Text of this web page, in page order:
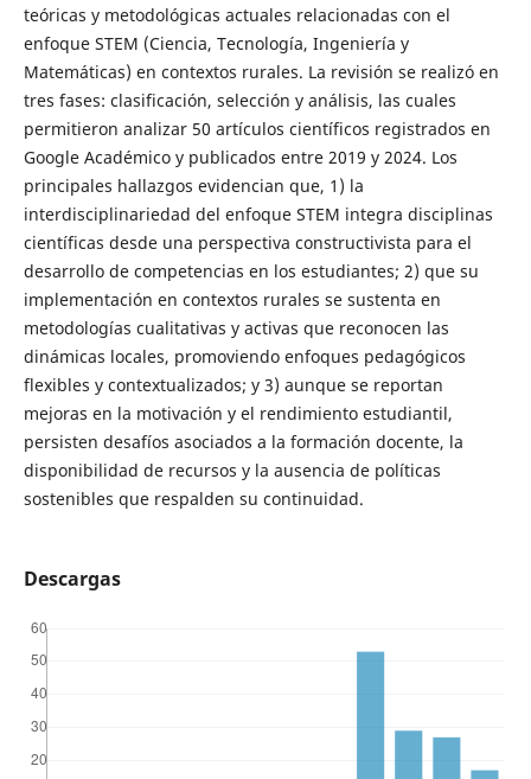
teóricas y metodológicas actuales relacionadas con el
enfoque STEM (Ciencia, Tecnología, Ingeniería y
Matemáticas) en contextos rurales. La revisión se realizó en
tres fases: clasificación, selección y análisis, las cuales
permitieron analizar 50 artículos científicos registrados en
Google Académico y publicados entre 2019 y 2024. Los
principales hallazgos evidencian que, 1) la
interdisciplinariedad del enfoque STEM integra disciplinas
científicas desde una perspectiva constructivista para el
desarrollo de competencias en los estudiantes; 2) que su
implementación en contextos rurales se sustenta en
metodologías cualitativas y activas que reconocen las
dinámicas locales, promoviendo enfoques pedagógicos
flexibles y contextualizados; y 3) aunque se reportan
mejoras en la motivación y el rendimiento estudiantil,
persisten desafíos asociados a la formación docente, la
disponibilidad de recursos y la ausencia de políticas
sostenibles que respalden su continuidad.
Descargas